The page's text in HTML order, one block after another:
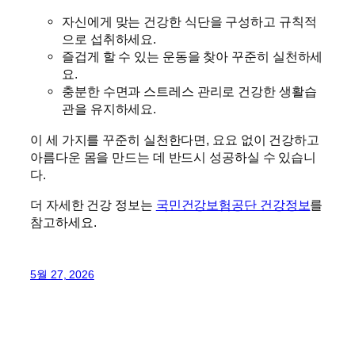
자신에게 맞는 건강한 식단을 구성하고 규칙적
으로 섭취하세요.
즐겁게 할 수 있는 운동을 찾아 꾸준히 실천하세
요.
충분한 수면과 스트레스 관리로 건강한 생활습
관을 유지하세요.
이 세 가지를 꾸준히 실천한다면, 요요 없이 건강하고
아름다운 몸을 만드는 데 반드시 성공하실 수 있습니
다.
더 자세한 건강 정보는 국민건강보험공단 건강정보를
참고하세요.
5월 27, 2026